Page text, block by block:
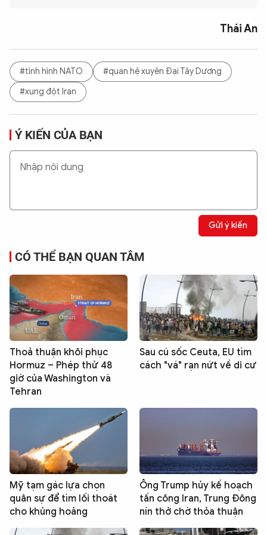
Thái An
#tình hình NATO
#quan hệ xuyên Đại Tây Dương
#xung đột Iran
Ý KIẾN CỦA BẠN
Gửi ý kiến
CÓ THỂ BẠN QUAN TÂM
Thoả thuận khôi phục
Hormuz – Phép thử 48
giờ của Washington và
Tehran
Sau cú sốc Ceuta, EU tìm
cách "vá" rạn nứt về di cư
Mỹ tạm gác lựa chọn
quân sự để tìm lối thoát
cho khủng hoảng
Ông Trump hủy kế hoạch
tấn công Iran, Trung Đông
nín thở chờ thỏa thuận